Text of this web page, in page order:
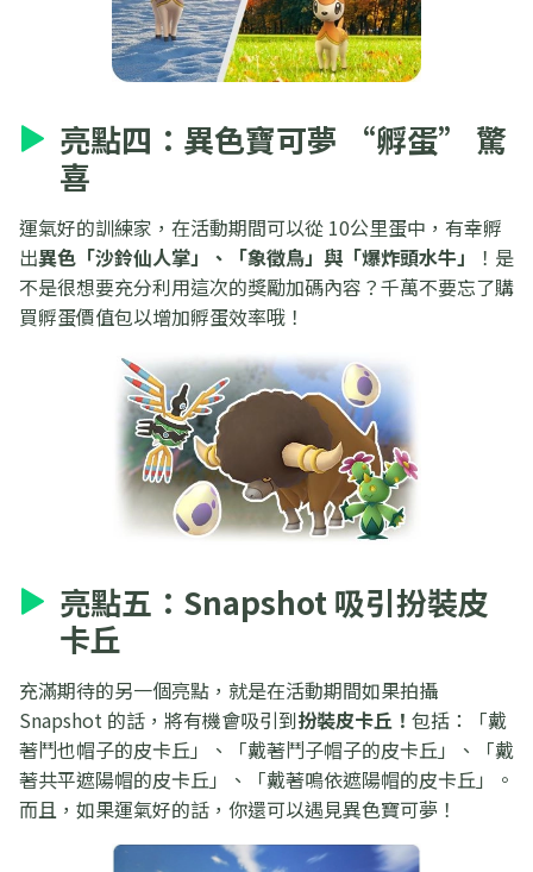
亮點四：異色寶可夢 “孵蛋” 驚
喜
運氣好的訓練家，在活動期間可以從 10公里蛋中，有幸孵
出異色「沙鈴仙人掌」、「象徵鳥」與「爆炸頭水牛」
！是
不是很想要充分利用這次的獎勵加碼內容？千萬不要忘了購
買孵蛋價值包以增加孵蛋效率哦！
亮點五：Snapshot 吸引扮裝皮
卡丘
充滿期待的另一個亮點，就是在活動期間如果拍攝
Snapshot 的話，將有機會吸引到扮裝皮卡丘！ 包括：「戴
著鬥也帽子的皮卡丘」、「戴著鬥子帽子的皮卡丘」、「戴
著共平遮陽帽的皮卡丘」、「戴著鳴依遮陽帽的皮卡丘」。
而且，如果運氣好的話，你還可以遇見異色寶可夢！